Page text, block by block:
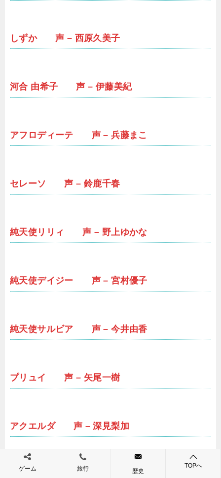
しずか 声 – 西原久美子
河合 由希子 声 – 伊藤美紀
アフロディーテ 声 – 兵藤まこ
セレーソ 声 – 鈴鹿千春
純天使リリィ 声 – 野上ゆかな
純天使デイジー 声 – 宮村優子
純天使サルビア 声 – 今井由香
プリュイ 声 – 矢尾一樹
アクエルダ 声 – 深見梨加
悪魔の森の木 声 – 遠近孝一
ゲーム 旅行 歴史
TOPへ